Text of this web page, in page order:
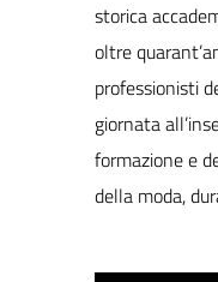
storica
oltre
professionisti
giornata
formazione e
della moda,